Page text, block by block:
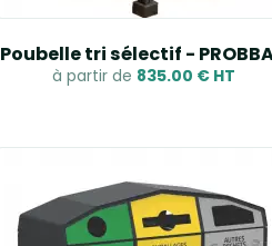
Poubelle tri sélectif -
à partir de 835.00 € HT